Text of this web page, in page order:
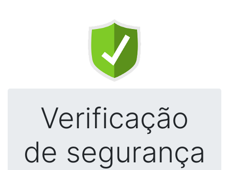
Verificação
de segurança